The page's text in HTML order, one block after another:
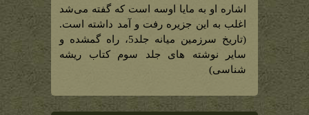
اشاره او به مایا اوسه است که گفته می‌شد
اغلب به این جزیره رفت و آمد داشته است.
(تاریخ سرزمین میانه جلد5، راه گمشده و
سایر نوشته های جلد سوم کتاب ریشه
شناسی)